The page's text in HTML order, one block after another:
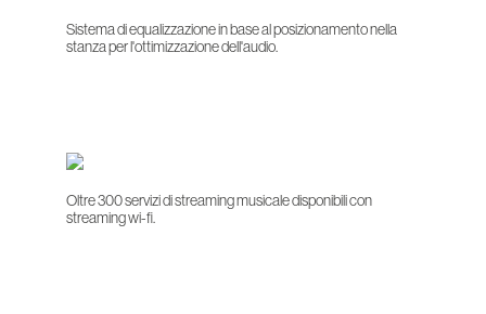
Sistema di equalizzazione in base al posizionamento nella
stanza per l'ottimizzazione dell'audio.
Oltre 300 servizi di streaming musicale disponibili con
streaming wi-fi.